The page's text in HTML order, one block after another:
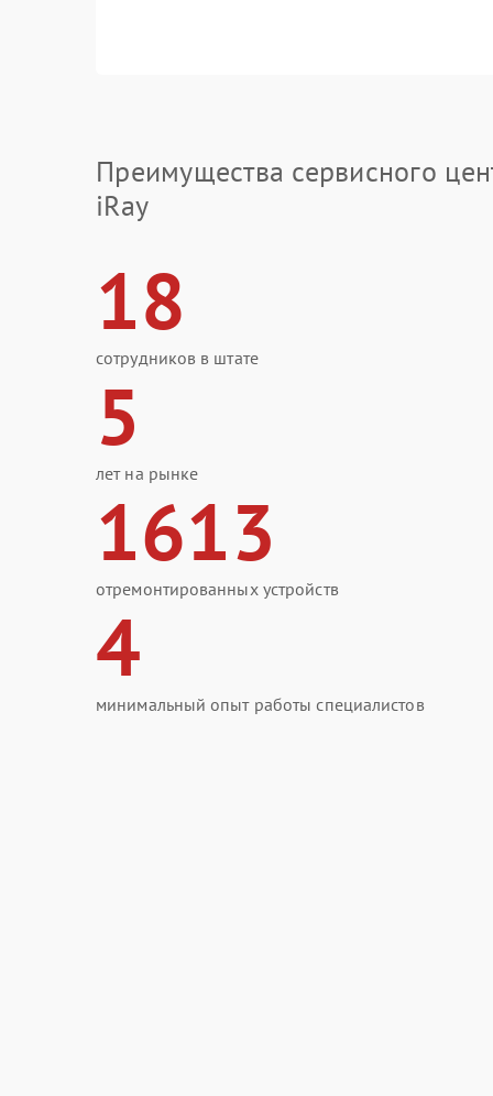
Преимущества сервисного
iRay
18
сотрудников в штате
5
лет на рынке
1613
отремонтированных устройств
4
минимальный опыт работы специалистов